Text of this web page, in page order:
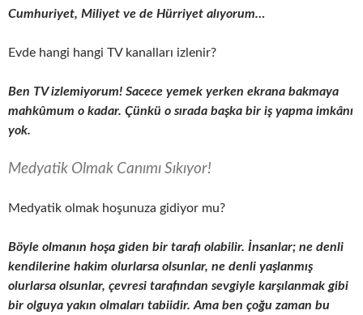
Cumhuriyet, Miliyet ve de Hürriyet alıyorum…
Evde hangi hangi TV kanalları izlenir?
Ben TV izlemiyorum! Sacece yemek yerken ekrana bakmaya
mahkûmum o kadar. Çünkü o sırada başka bir iş yapma imkânı
yok.
Medyatik Olmak Canımı Sıkıyor!
Medyatik olmak hoşunuza gidiyor mu?
Böyle olmanın hoşa giden bir tarafı olabilir. İnsanlar; ne denli
kendilerine hakim olurlarsa olsunlar, ne denli yaşlanmış
olurlarsa olsunlar, çevresi tarafından sevgiyle karşılanmak gibi
bir olguya yakın olmaları tabiidir. Ama ben çoğu zaman bu